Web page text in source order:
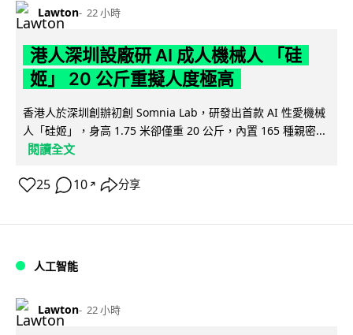
Lawton 22 小時
港人深圳設廠研 AI 成人機械人 「硅
姬」 20 公斤重擬人度極高
香港人於深圳創辦初創 Somnia Lab，研發出首款 AI 性愛機械
人「硅姬」，身高 1.75 米卻僅重 20 公斤，內置 165 種親密...
閱讀全文
25 10 ↗ 分享
人工智能
Lawton 22 小時